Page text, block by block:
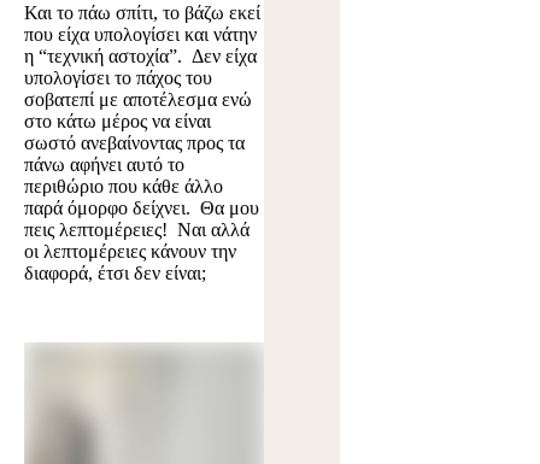
Και το πάω σπίτι, το βάζω εκεί
που είχα υπολογίσει και νάτην
η “τεχνική αστοχία”. Δεν είχα
υπολογίσει το πάχος του
σοβατεπί με αποτέλεσμα ενώ
στο κάτω μέρος να είναι
σωστό ανεβαίνοντας προς τα
πάνω αφήνει αυτό το
περιθώριο που κάθε άλλο
παρά όμορφο δείχνει. Θα μου
πεις λεπτομέρειες! Ναι αλλά
οι λεπτομέρειες κάνουν την
διαφορά, έτσι δεν είναι;